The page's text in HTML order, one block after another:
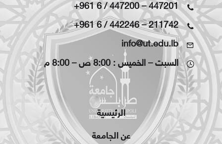
+961 6 / 447200–447201
+961 6 / 442246–211742
info@ut.edu.lb
السبت – الخميس : 8:00 ص – 8:00 م
الرئيسية
عن الجامعة